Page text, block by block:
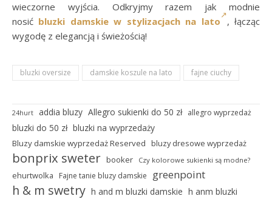
wieczorne wyjścia. Odkryjmy razem jak modnie
nosić bluzki damskie w stylizacjach na lato
, łącząc
wygodę z elegancją i świeżością!
bluzki oversize damskie koszule na lato fajne ciuchy
24hurt addia bluzy Allegro sukienki do 50 zł allegro wyprzedaż
bluzki do 50 zł bluzki na wyprzedaży
Bluzy damskie wyprzedaż Reserved bluzy dresowe wyprzedaż
bonprix sweter booker Czy kolorowe sukienki są modne?
ehurtwolka Fajne tanie bluzy damskie greenpoint
h & m swetry h and m bluzki damskie h anm bluzki